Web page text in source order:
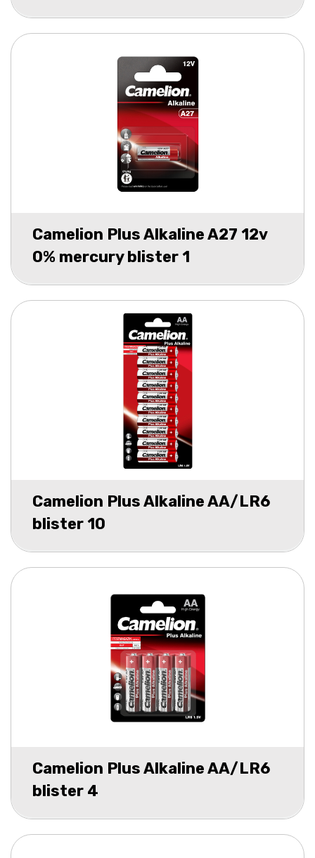
Camelion Plus Alkaline A27 12v
0% mercury blister 1
Camelion Plus Alkaline AA/LR6
blister 10
Camelion Plus Alkaline AA/LR6
blister 4